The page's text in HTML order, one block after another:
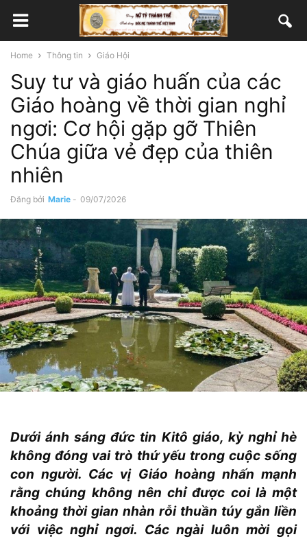
Home Thông tin Giáo Hội
Suy tư và giáo huấn của các
Giáo hoàng về thời gian nghỉ
ngơi: Cơ hội gặp gỡ Thiên
Chúa giữa vẻ đẹp của thiên
nhiên
Đăng bởi Marie - 09/07/2026
Dưới ánh sáng đức tin Kitô giáo, kỳ nghỉ hè
không đóng vai trò thứ yếu trong cuộc sống
con người. Các vị Giáo hoàng nhấn mạnh
rằng chúng không nên chỉ được coi là một
khoảng thời gian nhàn rỗi thuần túy gắn liền
với việc nghỉ ngơi. Các ngài luôn mời gọi